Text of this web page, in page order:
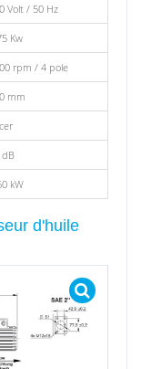
Volt / 50 Hz
Kw
rpm / 4 pole
mm
dB
kW
d'huile